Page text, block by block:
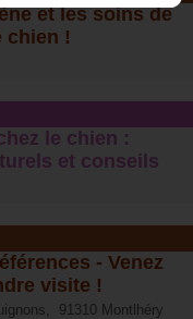
et les soins de
chien !
le chien :
et conseils
- Venez
visite !
91310 Montlhéry